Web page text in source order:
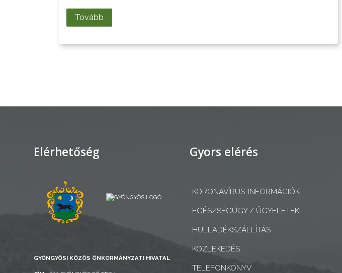
VÁROSUNKRÓL
A
PÉNZÜGYEI
KÖLTSÉGVETÉSI
RENDELETEK
Tovább
Elérhetőség
GYÖNGYÖSI KÖZÖS ÖNKORMÁNYZATI HIVATAL
Gyors elérés
KORONAVÍRUS-INFORMÁCIÓK
EGÉSZSÉGÜGY / ÜGYELETEK
HULLADÉKSZÁLLÍTÁS
KÖZLEKEDÉS
TELEFONKÖNYV